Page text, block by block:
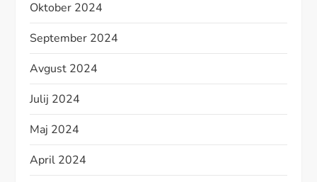
Oktober 2024
September 2024
Avgust 2024
Julij 2024
Maj 2024
April 2024